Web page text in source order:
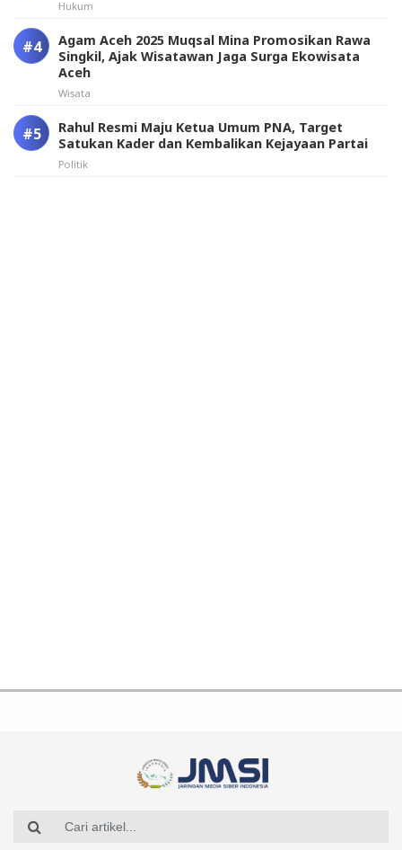
Hukum
Agam Aceh 2025 Muqsal Mina Promosikan Rawa
Singkil, Ajak Wisatawan Jaga Surga Ekowisata
Aceh
Wisata
Rahul Resmi Maju Ketua Umum PNA, Target
Satukan Kader dan Kembalikan Kejayaan Partai
Politik